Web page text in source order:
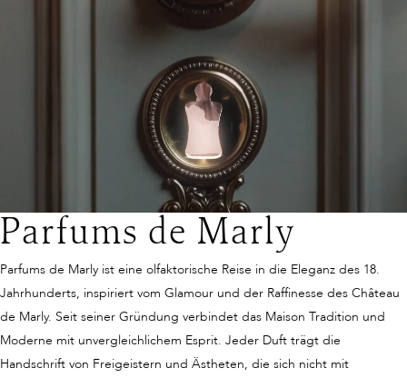
Parfums de Marly
Parfums de Marly ist eine olfaktorische Reise in die Eleganz des 18.
Jahrhunderts, inspiriert vom Glamour und der Raffinesse des Château
de Marly. Seit seiner Gründung verbindet das Maison Tradition und
Moderne mit unvergleichlichem Esprit. Jeder Duft trägt die
Handschrift von Freigeistern und Ästheten, die sich nicht mit